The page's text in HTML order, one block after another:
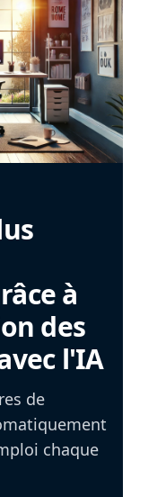
à
des
l'IA
de
chaque